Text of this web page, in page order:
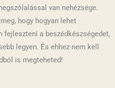
van nehézsége.
hogy hogyan lehet
fejleszteni a beszédkészségedet,
legyen. És ehhez nem kell
is megteheted!